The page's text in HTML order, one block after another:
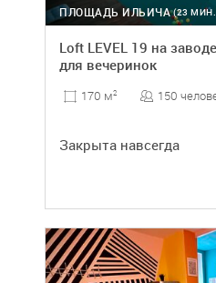
(23
ПЛОЩАДЬ ИЛЬИЧА
Loft LEVEL 19 на
для вечеринок
170 м2 150
Закрыта навсегда